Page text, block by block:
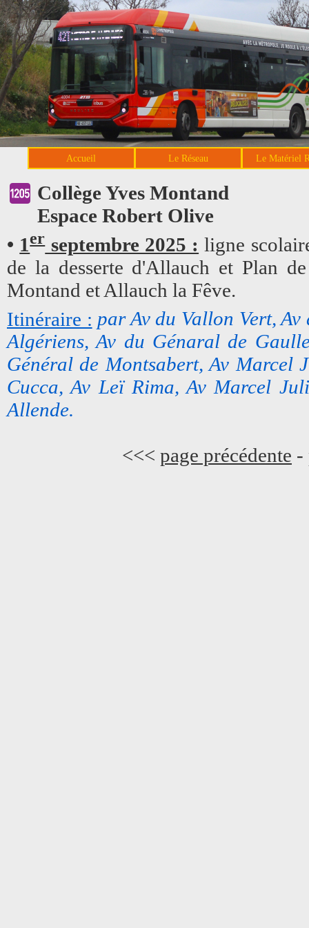
Accueil Le Réseau Le Matériel
Collège Yves Montand
Espace Robert Olive
• 1erseptembre 2025 : ligne
de la desserte d'Allauch et Plan
Montand et Allauch la Fêve.
Itinéraire : par Av du Vallon Vert, Av
Algériens, Av du Génaral de
Général de Montsabert, Av Marcel
Cucca, Av Leï Rima, Av Marcel
Allende.
<<< page précédente -